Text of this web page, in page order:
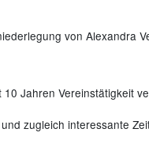
von Alexandra
Jahren Vereinstätigkeit
zugleich interessante